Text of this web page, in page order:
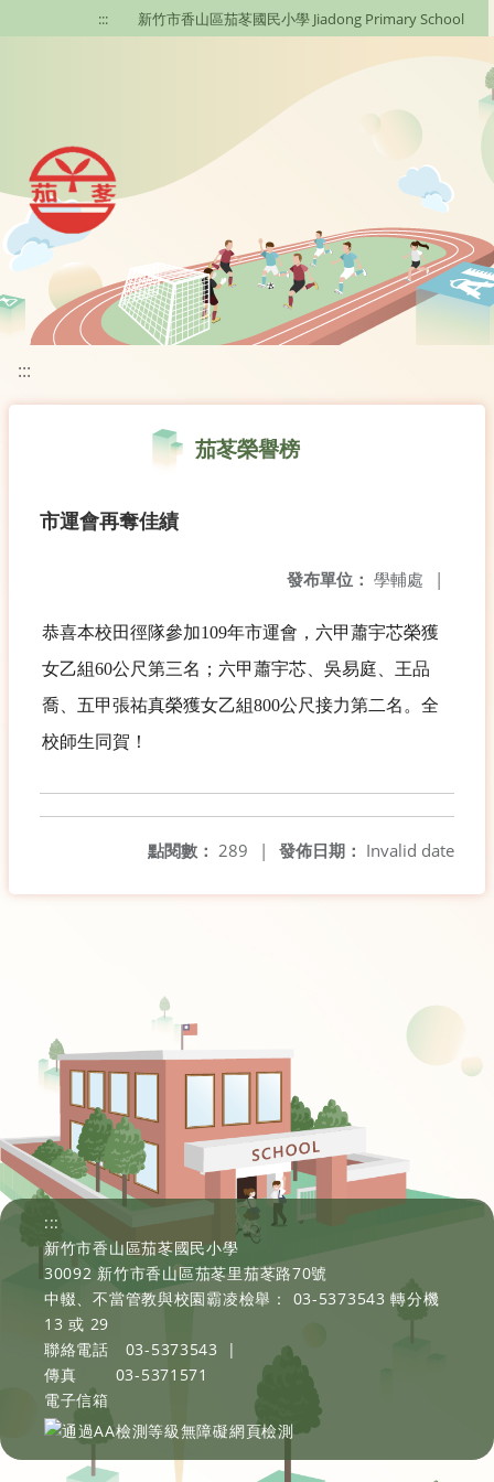
移至網頁之主要內容區位置
::: 新竹市香山區茄苳國民小學 Jiadong Primary School
:::
茄苳榮譽榜
市運會再奪佳績
發布單位： 學輔處 |
恭喜本校田徑隊參加109年市運會，六甲蕭宇芯榮獲
女乙組60公尺第三名；六甲蕭宇芯、吳易庭、王品
喬、五甲張祐真榮獲女乙組800公尺接力第二名。全
校師生同賀！
發佈日期： Invalid date
點閱數： 289 |
:::
新竹市香山區茄苳國民小學
30092 新竹市香山區茄苳里茄苳路70號
中輟、不當管教與校園霸凌檢舉： 03-5373543 轉分機
13 或 29
聯絡電話
03-5373543
|
傳真
03-5371571
電子信箱